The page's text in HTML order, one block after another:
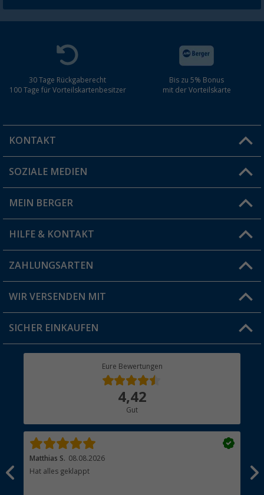
30 Tage Rückgaberecht
100 Tage für Vorteilskartenbesitzer
Bis zu 5% Bonus
mit der Vorteilskarte
KONTAKT
Du hast eine Frage?
Filiale finden
SOZIALE MEDIEN
MEIN BERGER
Vorteilskarte
Blog
Jobs & Karriere
HILFE & KONTAKT
FAQ & Kontakt
Versandinformationen
Rücksendung
ZAHLUNGSARTEN
WIR VERSENDEN MIT
SICHER EINKAUFEN
Eure Bewertungen
4,42
Gut
Matthias S. 08.08.2026
Hat alles geklappt